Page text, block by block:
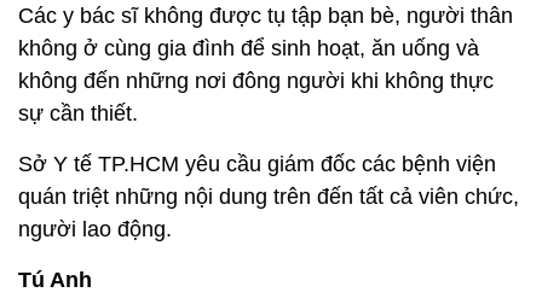
Các y bác sĩ không được tụ tập bạn bè, người thân
không ở cùng gia đình để sinh hoạt, ăn uống và
không đến những nơi đông người khi không thực
sự cần thiết.
Sở Y tế TP.HCM yêu cầu giám đốc các bệnh viện
quán triệt những nội dung trên đến tất cả viên chức,
người lao động.
Tú Anh